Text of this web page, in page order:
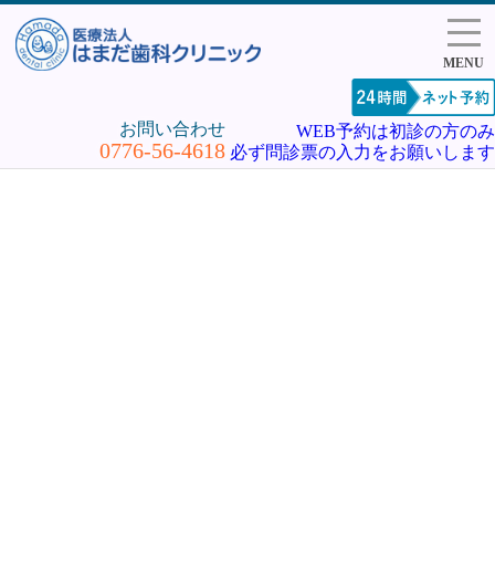
MENU
お問い合わせ
0776-56-4618
WEB予約は初診の方のみ
必ず問診票の入力をお願いします